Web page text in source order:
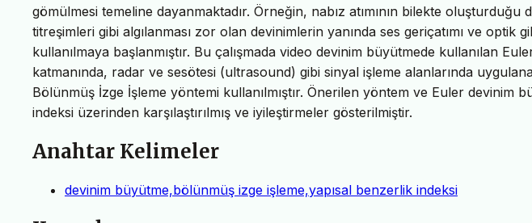
gömülmesi temeline dayanmaktadır. Örneğin, nabız atımının bilekte oluşturduğu
titreşimleri gibi algılanması zor olan devinimlerin yanında ses geriçatımı ve optik
kullanılmaya başlanmıştır. Bu çalışmada video devinim büyütmede kullanılan
katmanında, radar ve sesötesi (ultrasound) gibi sinyal işleme alanlarında
Bölünmüş İzge İşleme yöntemi kullanılmıştır. Önerilen yöntem ve Euler devinim
indeksi üzerinden karşılaştırılmış ve iyileştirmeler gösterilmiştir.
Anahtar Kelimeler
devinim büyütme,bölünmüş izge işleme,yapısal benzerlik indeksi